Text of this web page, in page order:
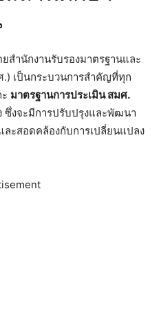
สำนักงานรับรองมาตรฐานและ
เป็นกระบวนการสำคัญที่ทุก
มาตรฐานการประเมิน สมศ.
ซึ่งจะมีการปรับปรุงและพัฒนา
ะสอดคล้องกับการเปลี่ยนแปลง